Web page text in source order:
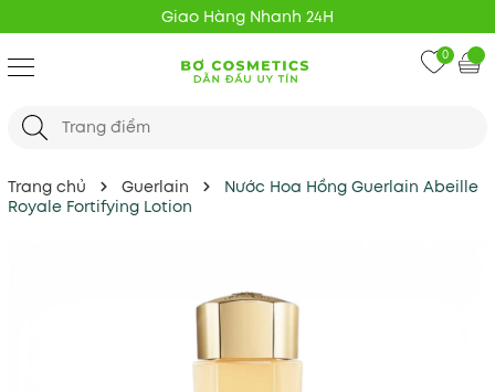
Giao Hàng Nhanh 24H
0
Trang chủ Guerlain
Nước Hoa Hồng Guerlain Abeille
Royale Fortifying Lotion